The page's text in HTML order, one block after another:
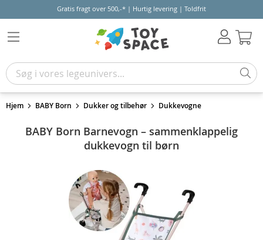
Gratis fragt over 500,-* | Hurtig levering | Toldfrit
Hjem BABY Born Dukker og tilbehør Dukkevogne
BABY Born Barnevogn – sammenklappelig
dukkevogn til børn